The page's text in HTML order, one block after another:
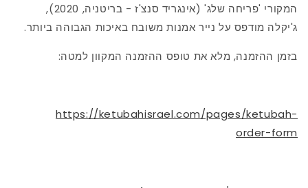
המקורי 'פריחה שלג' (אינגריד סנצ'ז - בריטניה, 2020),
ג'יקלה מודפס על נייר אמנות משובח באיכות הגבוהה ביותר.
בזמן ההזמנה, מלא את טופס ההזמנה המקוון למטה:
https://ketubahisrael.com/pages/ketubah-
order-form